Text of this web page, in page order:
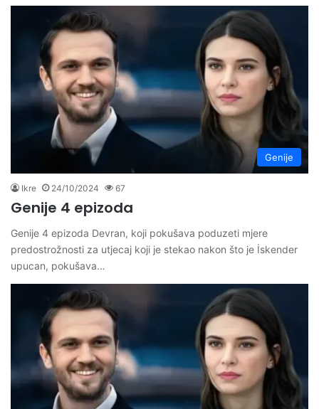
Genije
Ikre 24/10/2024 67
Genije 4 epizoda
Genije 4 epizoda Devran, koji pokušava poduzeti mjere
predostrožnosti za utjecaj koji je stekao nakon što je İskender
upucan, pokušava…